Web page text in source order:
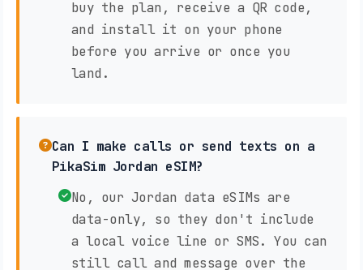
buy the plan, receive a QR code,
and install it on your phone
before you arrive or once you
land.
Can I make calls or send texts on a
PikaSim Jordan eSIM?
No, our Jordan data eSIMs are
data-only, so they don't include
a local voice line or SMS. You can
still call and message over the